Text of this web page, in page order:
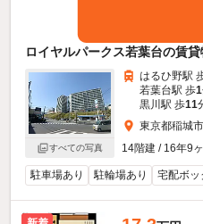
ロイヤルパークス若葉台の賃
すべての写真
はるひ野駅
若葉台駅 歩1
黒川駅 歩11
東京都稲城
14階建 / 16年9
駐車場あり 駐輪場あり 宅配ボッ